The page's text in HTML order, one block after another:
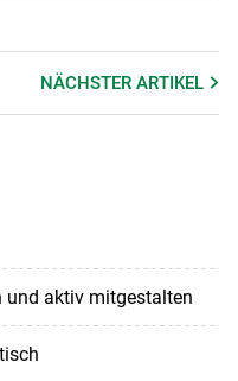
NÄCHSTERARTIKEL
und aktiv mitgestalten